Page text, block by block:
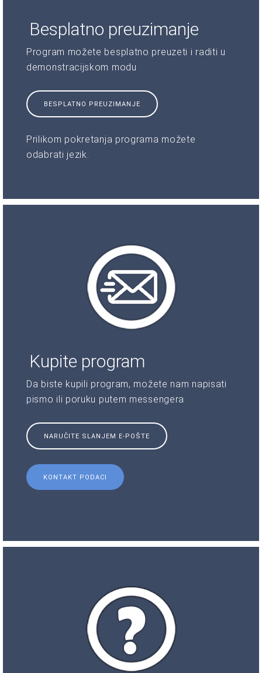
Besplatno preuzimanje
Program možete besplatno preuzeti i raditi u
demonstracijskom modu
BESPLATNO PREUZIMANJE
Prilikom pokretanja programa možete
odabrati jezik.
Kupite program
Da biste kupili program, možete nam napisati
pismo ili poruku putem messengera
NARUČITE SLANJEM E-POŠTE
KONTAKT PODACI